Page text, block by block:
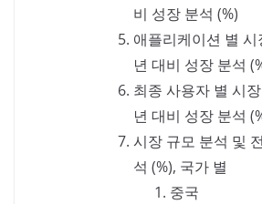
비 성장 분석 (%)
애플리케이션 별
년 대비 성장 분석
최종 사용자 별 시
년 대비 성장 분석
시장 규모 분석 및
석 (%), 국가 별
중국